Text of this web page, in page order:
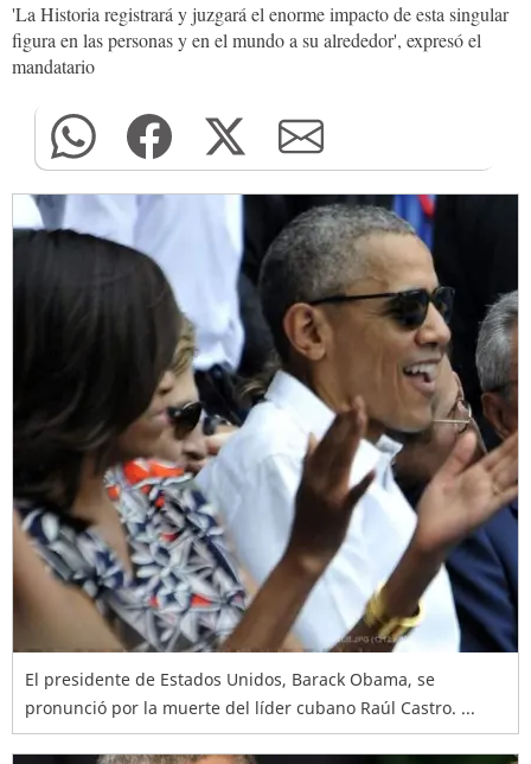
'La Historia registrará y juzgará el enorme impacto de esta singular
figura en las personas y en el mundo a su alrededor', expresó el
mandatario
El presidente de Estados Unidos, Barack Obama, se
pronunció por la muerte del líder cubano Raúl Castro. ...